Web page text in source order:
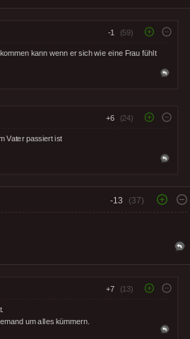
-1 (59)
kann wenn er sich wie eine Frau fühlt
+6 (24)
Vater passiert ist
-13 (37)
+7 (13)
um alles kümmern.